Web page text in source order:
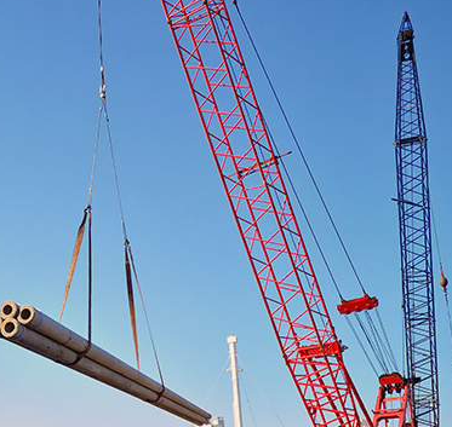
초고강도 Pole 수출
일본 Softbank